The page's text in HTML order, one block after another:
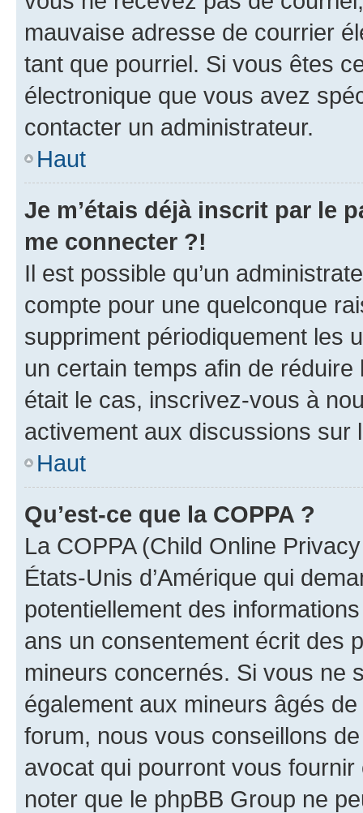
mauvaise adresse de courrier
tant que pourriel. Si vous êtes
électronique que vous avez
contacter un administrateur.
Haut
Je m’étais déjà inscrit par le
me connecter ?!
Il est possible qu’un
compte pour une quelconque
suppriment périodiquement les
un certain temps afin de
était le cas, inscrivez-vous à
activement aux discussions sur
Haut
Qu’est-ce que la COPPA ?
La COPPA (Child Online
États-Unis d’Amérique qui
potentiellement des
ans un consentement écrit des
mineurs concernés. Si vous ne
également aux mineurs âgés
forum, nous vous conseillons
avocat qui pourront vous
noter que le phpBB Group ne